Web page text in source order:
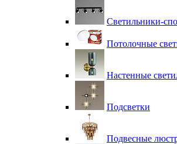
Светильники-
Потолочные
Настенные
Подсветки
Подвесные